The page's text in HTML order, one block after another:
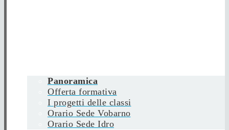
Panoramica
Offerta formativa
I progetti delle classi
Orario Sede Vobarno
Orario Sede Idro